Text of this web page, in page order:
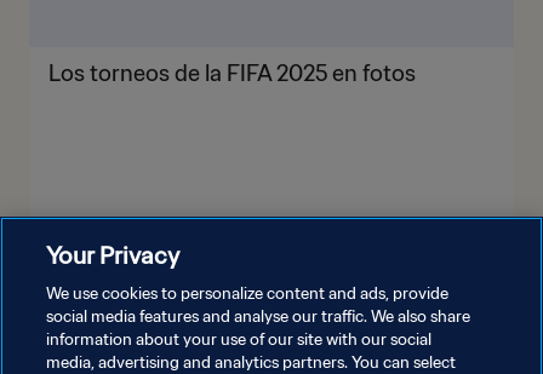
Los torneos de la FIFA 2025 en fotos
Your Privacy
We use cookies to personalize content and ads, provide
social media features and analyse our traffic. We also share
information about your use of our site with our social
media, advertising and analytics partners. You can select